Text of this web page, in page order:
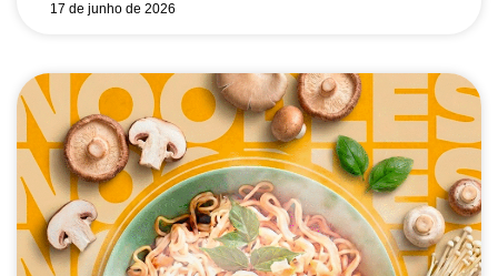
17 de junho de 2026